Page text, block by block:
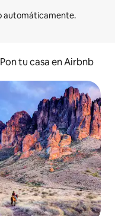
Pon tu casa en Airbnb